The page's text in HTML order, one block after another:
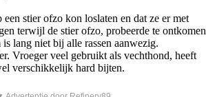
stier ofzo kon loslaten en dat ze er met
terwijl de stier ofzo, probeerde te ontkomen
lang niet bij alle rassen aanwezig.
Vroeger veel gebruikt als vechthond, heeft
verschikkelijk hard bijten.